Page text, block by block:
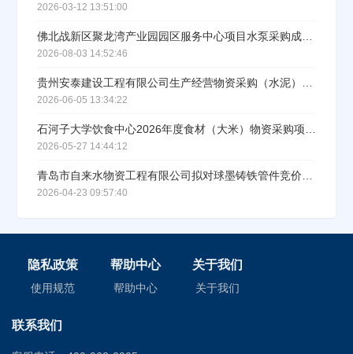
2026-03-12 13:51:00
佛北战新区聚龙湾产业园园区服务中心项目水泵采购成交公示
2026-08-03 14:52:46
贵州安泰建设工程有限公司生产经营物资采购（水泥）中标（成交）结果公告
2026-06-05 13:34:22
石河子大学饮食中心2026年度食材（大米）物资采购项目中标(成交)结果公告
2026-05-27 14:44:12
青岛市自来水物资工程有限公司拟对球墨铸铁管件竞价中标公示
2026-04-23 09:57:40
隐私政策
使用规范
帮助中心
帮助中心
关于我们
关于我们
联系我们